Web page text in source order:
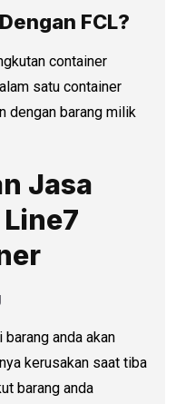
FCL?
container
satu container
dengan barang milik
Jasa
barang anda akan
kerusakan saat tiba
barang anda